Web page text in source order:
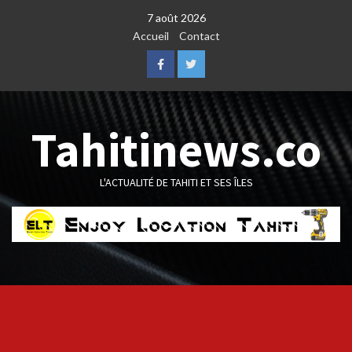
7 août 2026
Accueil
Contact
FacebookTwitter
Tahitinews.co
L'ACTUALITÉ DE TAHITI ET SES ÎLES